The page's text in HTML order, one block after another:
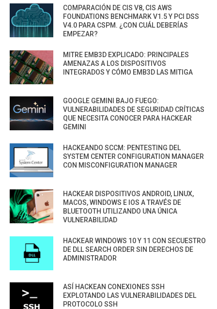
COMPARACIÓN DE CIS V8, CIS AWS
FOUNDATIONS BENCHMARK V1.5 Y PCI DSS
V4.0 PARA CSPM. ¿CON CUÁL DEBERÍAS
EMPEZAR?
MITRE EMB3D EXPLICADO: PRINCIPALES
AMENAZAS A LOS DISPOSITIVOS
INTEGRADOS Y CÓMO EMB3D LAS MITIGA
GOOGLE GEMINI BAJO FUEGO:
VULNERABILIDADES DE SEGURIDAD CRÍTICAS
QUE NECESITA CONOCER PARA HACKEAR
GEMINI
HACKEANDO SCCM: PENTESTING DEL
SYSTEM CENTER CONFIGURATION MANAGER
CON MISCONFIGURATION MANAGER
HACKEAR DISPOSITIVOS ANDROID, LINUX,
MACOS, WINDOWS E IOS A TRAVÉS DE
BLUETOOTH UTILIZANDO UNA ÚNICA
VULNERABILIDAD
HACKEAR WINDOWS 10 Y 11 CON SECUESTRO
DE DLL SEARCH ORDER SIN DERECHOS DE
ADMINISTRADOR
ASÍ HACKEAN CONEXIONES SSH
EXPLOTANDO LAS VULNERABILIDADES DEL
PROTOCOLO SSH